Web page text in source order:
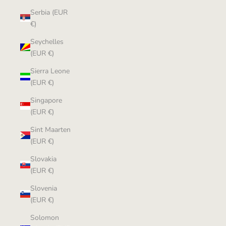
Serbia (EUR
€)
Seychelles
(EUR €)
Sierra Leone
(EUR €)
Singapore
(EUR €)
Sint Maarten
(EUR €)
Slovakia
(EUR €)
Slovenia
(EUR €)
Solomon